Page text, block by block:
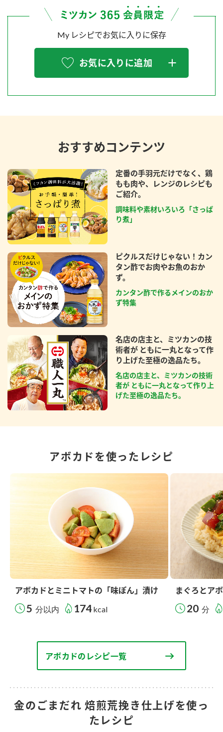
My レシピでお気に入りに保存
お気に入りに追加
おすすめコンテンツ
定番の手羽元だけでなく、鶏
もも肉や、レンジのレシピも
ご紹介。
調味料や素材いろいろ「さっぱ
り煮」
ピクルスだけじゃない！カン
タン酢でお肉やお魚のおか
ず。
カンタン酢で作るメインのおか
ず特集
名店の店主と、ミツカンの技
術者が ともに一丸となって作
り上げた至極の逸品たち。
名店の店主と、ミツカンの技術
者が ともに一丸となって作り上
げた至極の逸品たち。
アボカドを使ったレシピ
アボカドとミニトマトの「味ぽん」漬け
5 分以内 174 kcal
まぐろとア
20 分
アボカドのレシピ一覧
金のごまだれ 焙煎荒挽き仕上げを使っ
たレシピ